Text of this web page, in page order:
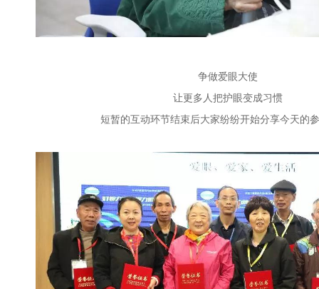
争做爱眼大使
让更多人把护眼变成习惯
短暂的互动环节结束后大家纷纷开始分享今天的